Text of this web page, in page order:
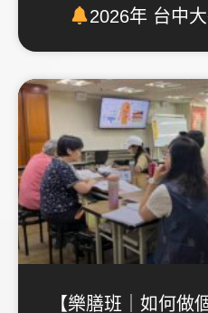
2026年 台中
【樂膳班｜如何做